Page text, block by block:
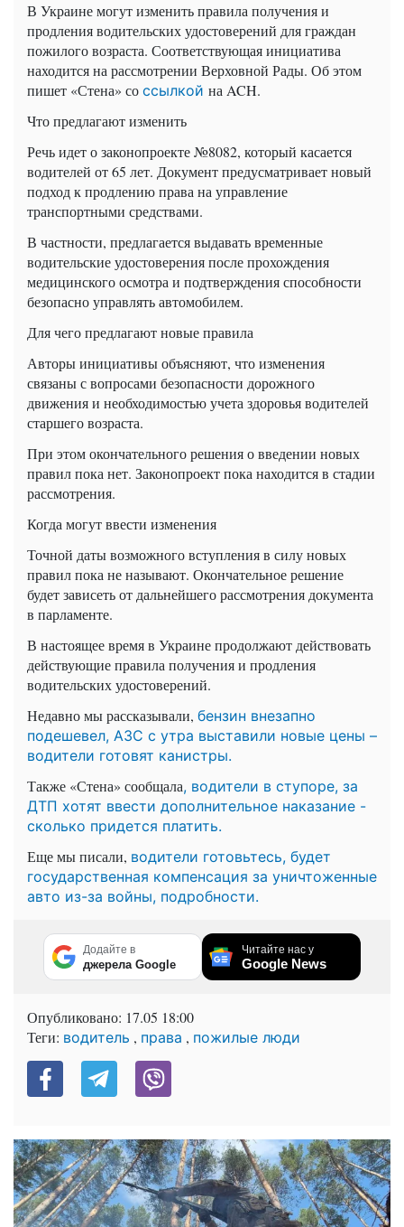
В Украине могут изменить правила получения и
продления водительских удостоверений для граждан
пожилого возраста. Соответствующая инициатива
находится на рассмотрении Верховной Рады. Об этом
пишет «Стена» со ссылкой на ACH.
Что предлагают изменить
Речь идет о законопроекте №8082, который касается
водителей от 65 лет. Документ предусматривает новый
подход к продлению права на управление
транспортными средствами.
В частности, предлагается выдавать временные
водительские удостоверения после прохождения
медицинского осмотра и подтверждения способности
безопасно управлять автомобилем.
Для чего предлагают новые правила
Авторы инициативы объясняют, что изменения
связаны с вопросами безопасности дорожного
движения и необходимостью учета здоровья водителей
старшего возраста.
При этом окончательного решения о введении новых
правил пока нет. Законопроект пока находится в стадии
рассмотрения.
Когда могут ввести изменения
Точной даты возможного вступления в силу новых
правил пока не называют. Окончательное решение
будет зависеть от дальнейшего рассмотрения документа
в парламенте.
В настоящее время в Украине продолжают действовать
действующие правила получения и продления
водительских удостоверений.
Недавно мы рассказывали, бензин внезапно
подешевел, АЗС с утра выставили новые цены –
водители готовят канистры.
Также «Стена» сообщала, водители в ступоре, за
ДТП хотят ввести дополнительное наказание -
сколько придется платить.
Еще мы писали, водители готовьтесь, будет
государственная компенсация за уничтоженные
авто из-за войны, подробности.
Додайте в
джерела Google
Читайте нас у
Google News
Опубликовано: 17.05 18:00
Теги: водитель , права , пожилые люди